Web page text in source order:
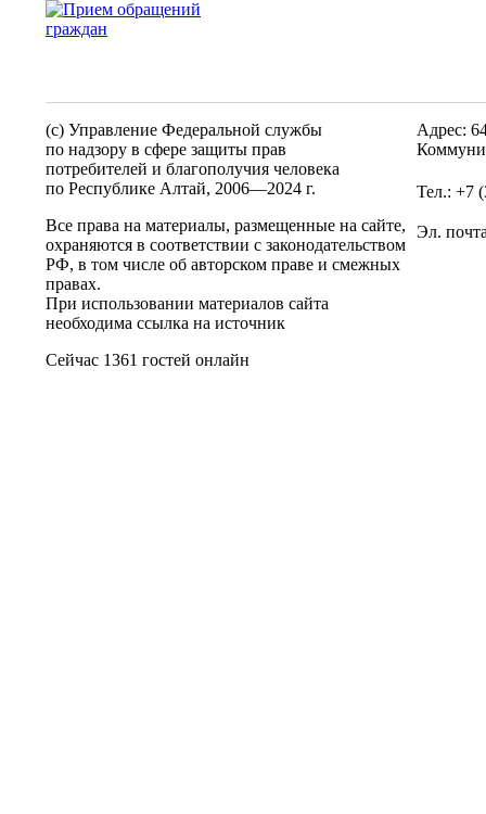
(c) Управление Федеральной службы
по надзору в сфере защиты прав
потребителей и благополучия человека
по Республике Алтай, 2006—2024 г.
Все права на материалы, размещенные на сайте,
охраняются в соответствии с законодательством
РФ, в том числе об авторском праве и смежных
правах.
При использовании материалов сайта
необходима ссылка на источник
Сейчас 1361 гостей онлайн
Адрес:
Тел.: +7
Эл.